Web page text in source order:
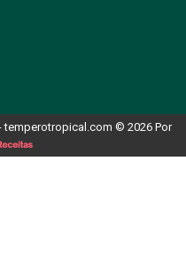
temperotropical.com © 2026 Por